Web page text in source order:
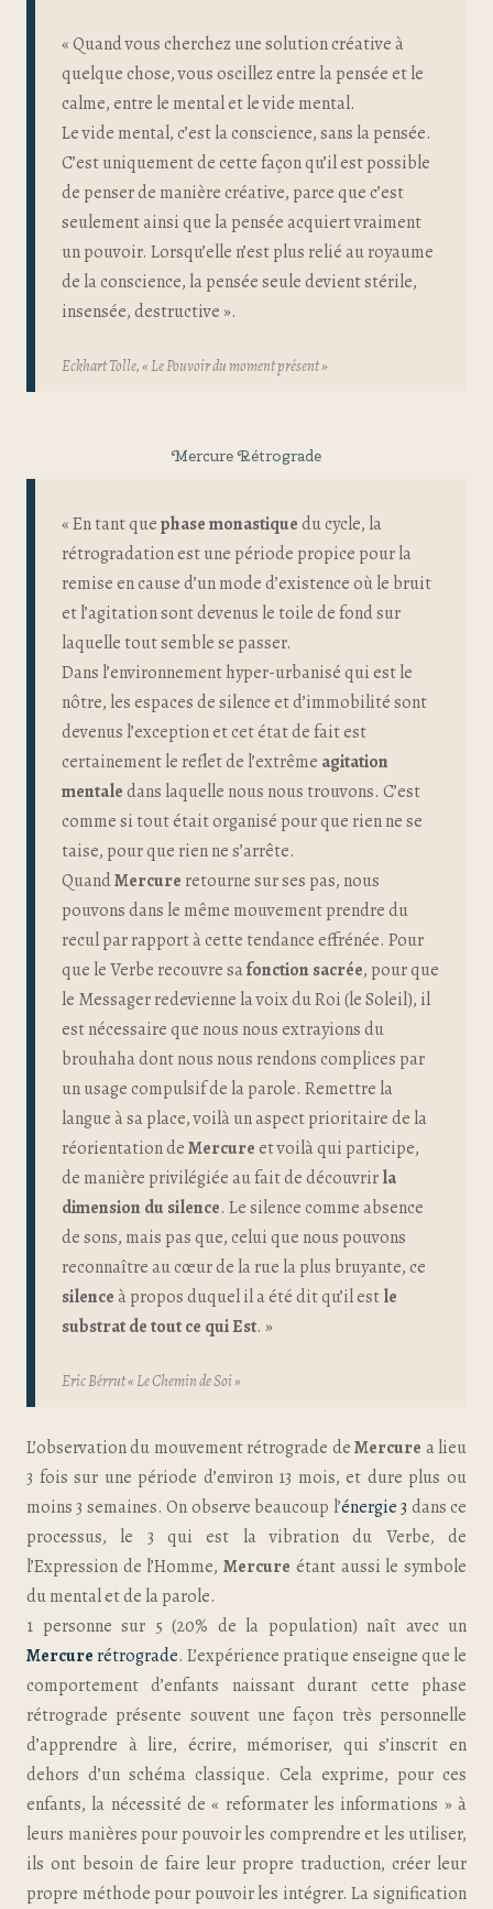
« Quand vous cherchez une solution créative à
quelque chose, vous oscillez entre la pensée et le
calme, entre le mental et le vide mental.
Le vide mental, c’est la conscience, sans la pensée.
C’est uniquement de cette façon qu’il est possible
de penser de manière créative, parce que c’est
seulement ainsi que la pensée acquiert vraiment
un pouvoir. Lorsqu’elle n’est plus relié au royaume
de la conscience, la pensée seule devient stérile,
insensée, destructive ».
Eckhart Tolle, « Le Pouvoir du moment présent »
Mercure Rétrograde
« En tant quephase monastiquedu cycle, la
rétrogradation est une période propice pour la
remise en cause d’un mode d’existence où le bruit
et l’agitation sont devenus le toile de fond sur
laquelle tout semble se passer.
Dans l’environnement hyper-urbanisé qui est le
nôtre, les espaces de silence et d’immobilité sont
devenus l’exception et cet état de fait est
certainement le reflet de l’extrême agitation
mentaledans laquelle nous nous trouvons. C’est
comme si tout était organisé pour que rien ne se
taise, pour que rien ne s’arrête.
QuandMercure retourne sur ses pas, nous
pouvons dans le même mouvement prendre du
recul par rapport à cette tendance effrénée. Pour
que le Verbe recouvre safonction sacrée, pour que
le Messager redevienne la voix du Roi (le Soleil), il
est nécessaire que nous nous extrayions du
brouhaha dont nous nous rendons complices par
un usage compulsif de la parole. Remettre la
langue à sa place, voilà un aspect prioritaire de la
réorientation deMercureet voilà qui participe,
de manière privilégiée au fait de découvrirla
dimension du silence. Le silence comme absence
de sons, mais pas que, celui que nous pouvons
reconnaître au cœur de la rue la plus bruyante, ce
silence à propos duquel il a été dit qu’il estle
substrat de tout ce qui Est. »
Eric Bérrut « Le Chemin de Soi »
L’observation du mouvement rétrograde deMercure a lieu
3 fois sur une période d’environ 13 mois, et dure plus ou
moins 3 semaines. On observe beaucoup l’énergie 3 dans ce
processus, le 3 qui est la vibration du Verbe, de
l’Expression de l’Homme,Mercure étant aussi le symbole
du mental et de la parole.
1 personne sur 5 (20% de la population) naît avec un
Mercurerétrograde. L’expérience pratique enseigne que le
comportement d’enfants naissant durant cette phase
rétrograde présente souvent une façon très personnelle
d’apprendre à lire, écrire, mémoriser, qui s’inscrit en
dehors d’un schéma classique. Cela exprime, pour ces
enfants, la nécessité de « reformater les informations » à
leurs manières pour pouvoir les comprendre et les utiliser,
ils ont besoin de faire leur propre traduction, créer leur
propre méthode pour pouvoir les intégrer. La signification